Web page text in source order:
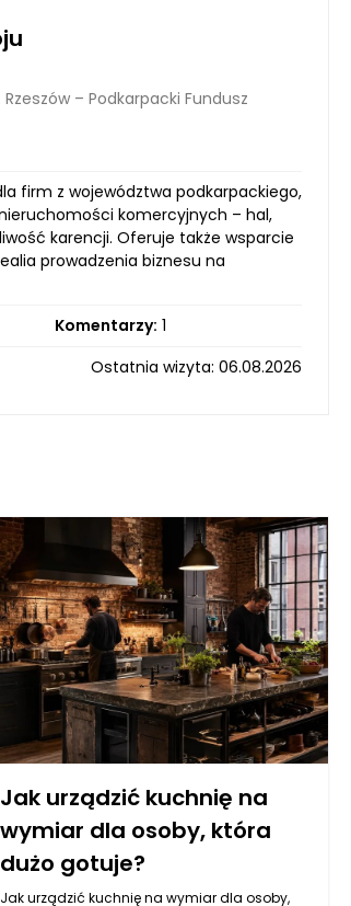
Rzeszów – Podkarpacki Fundusz
firm z województwa podkarpackiego,
komercyjnych – hal,
karencji. Oferuje także wsparcie
prowadzenia biznesu na
Komentarzy: 1
Ostatnia wizyta: 06.08.2026
Jak urządzić kuchnię na
wymiar dla osoby, która
dużo gotuje?
Jak urządzić kuchnię na wymiar dla osoby,